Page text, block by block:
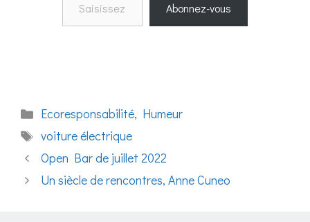
Abonnez-vous
Catégories
Ecoresponsabilité, Humeur
Étiquettes
voiture électrique
Open Bar de juillet 2022
Un siècle de rencontres, Anne Cuneo